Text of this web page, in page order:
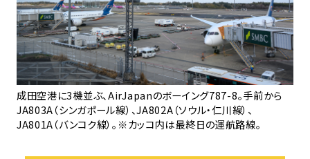
成田空港に3機並ぶ、AirJapanのボーイング787-8。手前から
JA803A（シンガポール線）、JA802A（ソウル・仁川線）、
JA801A（バンコク線）。※カッコ内は最終日の運航路線。